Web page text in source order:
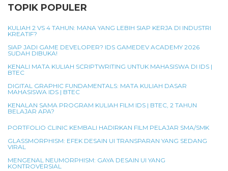
TOPIK POPULER
KULIAH 2 VS 4 TAHUN: MANA YANG LEBIH SIAP KERJA DI INDUSTRI
KREATIF?
SIAP JADI GAME DEVELOPER? IDS GAMEDEV ACADEMY 2026
SUDAH DIBUKA!
KENALI MATA KULIAH SCRIPTWRITING UNTUK MAHASISWA DI IDS |
BTEC
DIGITAL GRAPHIC FUNDAMENTALS: MATA KULIAH DASAR
MAHASISWA IDS | BTEC
KENALAN SAMA PROGRAM KULIAH FILM IDS | BTEC, 2 TAHUN
BELAJAR APA?
PORTFOLIO CLINIC KEMBALI HADIRKAN FILM PELAJAR SMA/SMK
GLASSMORPHISM: EFEK DESAIN UI TRANSPARAN YANG SEDANG
VIRAL
MENGENAL NEUMORPHISM: GAYA DESAIN UI YANG
KONTROVERSIAL